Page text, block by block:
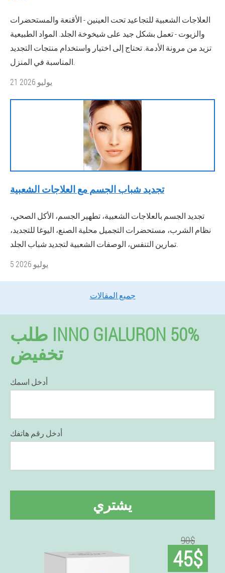
العلاجات الشعبية للتجاعيد تحت العينين - الأقنعة والمستحضرات
والزيوت - تعمل بشكل جيد على شيخوخة الجلد. المواد الطبيعية
تزيد من مرونة الأدمة. تحتاج إلى اختيار واستخدام منتجات التجديد
المناسبة في المنزل.
21 يوليو 2026
تجديد شباب الجسم مع العلاجات الشعبية
تجديد الجسم بالعلاجات الشعبية، تطهير الجسم، الأكل الصحي،
نظام الشرب، مستحضرات التجميل محلية الصنع، اليوغا للتجديد،
تمارين التنفس، الوصفات الشعبية لتجديد شباب الجلد.
5 يوليو 2026
جميع المقالات
طلب INNO GIALURON 50%
تخفيض
أدخل اسمك
أدخل رقم هاتفك
يشتري
90$
45$